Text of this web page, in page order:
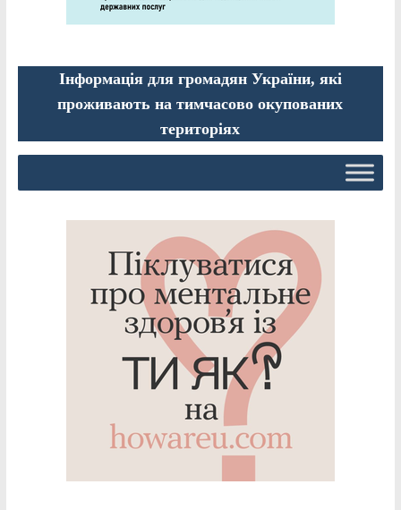
Інформація для громадян України, які
проживають на тимчасово окупованих
територіях